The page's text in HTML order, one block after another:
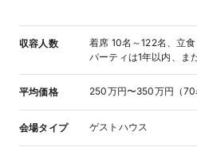
収容人数
着席 10名～122名、
パーティは1年以内、ま
平均価格 250万円〜350万円（70
会場タイプ ゲストハウス